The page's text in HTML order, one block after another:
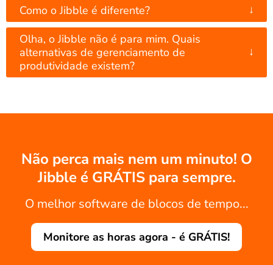
Como o Jibble é diferente? ↓
Olha, o Jibble não é para mim. Quais
alternativas de gerenciamento de
produtividade existem?
↓
Não perca mais nem um minuto! O
Jibble é GRÁTIS para sempre.
O melhor software de blocos de tempo...
Monitore as horas agora - é GRÁTIS!